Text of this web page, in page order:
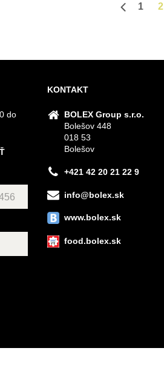
1 2
do
KONTAKT
BOLEX Group s.r.o.
Bolešov 448
018 53
Bolešov
+421 42 20 21 22 9
info@bolex.sk
www.bolex.sk
food.bolex.sk